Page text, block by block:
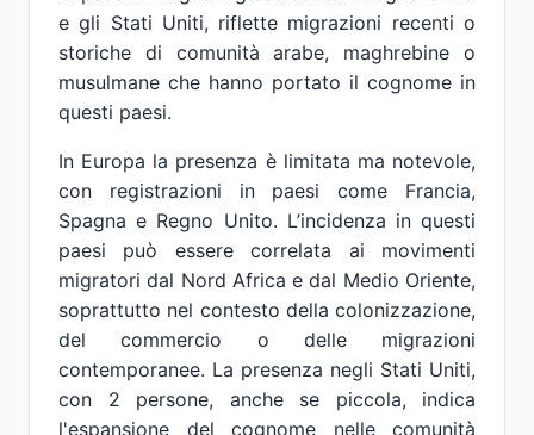
e gli Stati Uniti, riflette migrazioni recenti o
storiche di comunità arabe, maghrebine o
musulmane che hanno portato il cognome in
questi paesi.
In Europa la presenza è limitata ma notevole,
con registrazioni in paesi come Francia,
Spagna e Regno Unito. L’incidenza in questi
paesi può essere correlata ai movimenti
migratori dal Nord Africa e dal Medio Oriente,
soprattutto nel contesto della colonizzazione,
del commercio o delle migrazioni
contemporanee. La presenza negli Stati Uniti,
con 2 persone, anche se piccola, indica
l'espansione del cognome nelle comunità